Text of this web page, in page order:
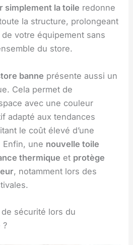
simplement la toile redonne
la structure, prolongeant
votre équipement sans
du store.
banne présente aussi un
Cela permet de
avec une couleur
adapté aux tendances
le coût élevé d’une
Enfin, une nouvelle toile
thermique et protège
, notamment lors des
sécurité lors du
?